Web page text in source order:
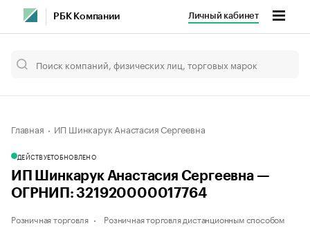
РБК Компании Личный кабинет
Главная ИП Шинкарук Анастасия Сергеевна
ДЕЙСТВУЕТОБНОВЛЕНО
ИП Шинкарук Анастасия Сергеевна —
ОГРНИП: 321920000017764
Розничная торговля Розничная торговля дистанционным способом